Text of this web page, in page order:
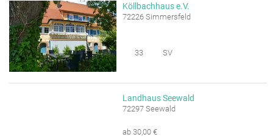
Köllbachhaus e.V.
72226 Simmersfeld
33 SV
Landhaus Seewald
72297 Seewald
ab 30,00 €